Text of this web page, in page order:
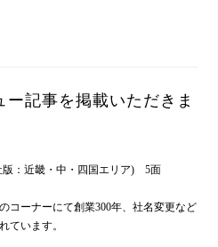
記事を掲載いただきま
：近畿・中・四国エリア) 5面
ーナーにて創業300年、社名変更など
ています。